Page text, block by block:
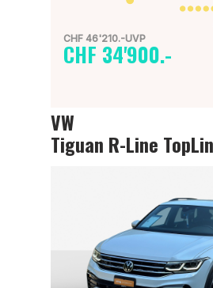
CHF 46'210.-UVP
CHF 34'900.-
VW
Tiguan R-Line